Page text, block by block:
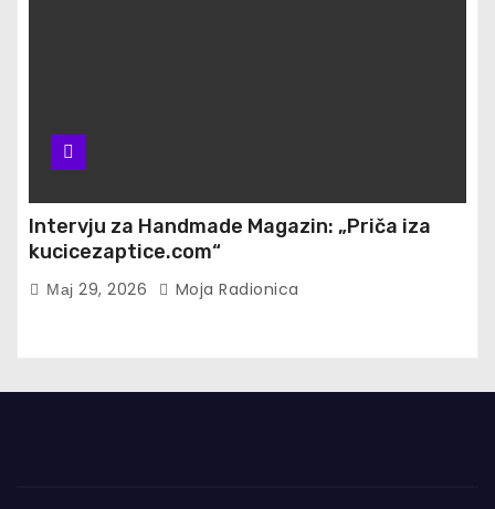
Intervju za Handmade Magazin: „Priča iza
kucicezaptice.com“
Мај 29, 2026 Moja Radionica